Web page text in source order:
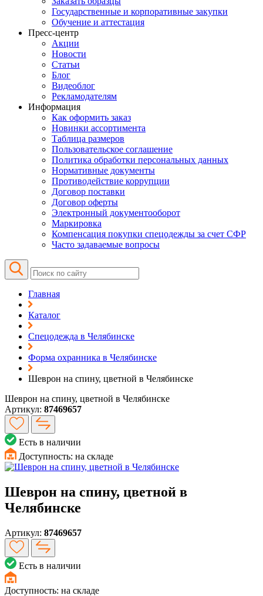
Государственные и корпоративные закупки
Обучение и аттестация
Пресс-центр
Акции
Новости
Статьи
Блог
Видеоблог
Рекламодателям
Информация
Как оформить заказ
Новинки ассортимента
Таблица размеров
Пользовательское соглашение
Политика обработки персональных данных
Нормативные документы
Противодействие коррупции
Договор поставки
Договор оферты
Электронный документооборот
Маркировка
Компенсация покупки спецодежды за счет СФР
Часто задаваемые вопросы
Главная
Каталог
Спецодежда в Челябинске
Форма охранника в Челябинске
Шеврон на спину, цветной в Челябинске
Шеврон на спину, цветной в Челябинске
Артикул: 87469657
Есть в наличии
Доступность: на складе
Шеврон на спину, цветной в
Челябинске
Артикул: 87469657
Есть в наличии
Доступность: на складе